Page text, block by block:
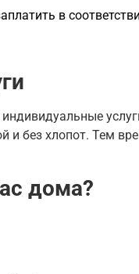
в
и без хлопот. Тем
дома?